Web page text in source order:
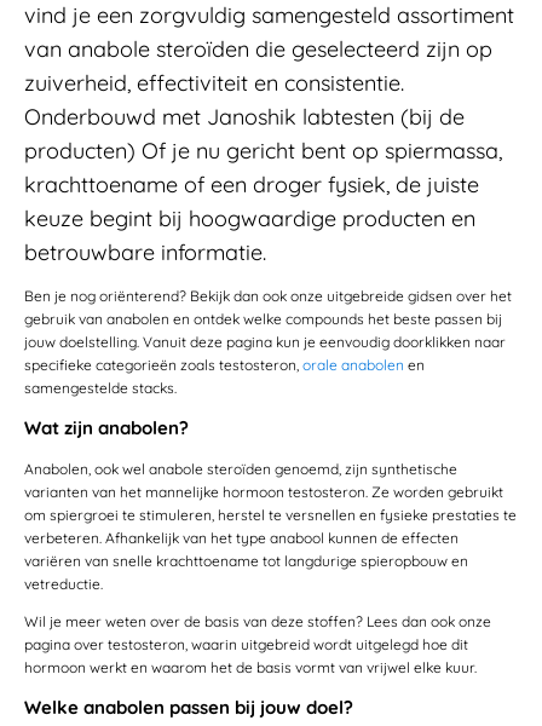
vind je een zorgvuldig samengesteld assortiment
van anabole steroïden die geselecteerd zijn op
zuiverheid, effectiviteit en consistentie.
Onderbouwd met Janoshik labtesten (bij de
producten) Of je nu gericht bent op spiermassa,
krachttoename of een droger fysiek, de juiste
keuze begint bij hoogwaardige producten en
betrouwbare informatie.
Ben je nog oriënterend? Bekijk dan ook onze uitgebreide gidsen over het
gebruik van anabolen en ontdek welke compounds het beste passen bij
jouw doelstelling. Vanuit deze pagina kun je eenvoudig doorklikken naar
specifieke categorieën zoals testosteron, orale anabolen en
samengestelde stacks.
Wat zijn anabolen?
Anabolen, ook wel anabole steroïden genoemd, zijn synthetische
varianten van het mannelijke hormoon testosteron. Ze worden gebruikt
om spiergroei te stimuleren, herstel te versnellen en fysieke prestaties te
verbeteren. Afhankelijk van het type anabool kunnen de effecten
variëren van snelle krachttoename tot langdurige spieropbouw en
vetreductie.
Wil je meer weten over de basis van deze stoffen? Lees dan ook onze
pagina over testosteron, waarin uitgebreid wordt uitgelegd hoe dit
hormoon werkt en waarom het de basis vormt van vrijwel elke kuur.
Welke anabolen passen bij jouw doel?